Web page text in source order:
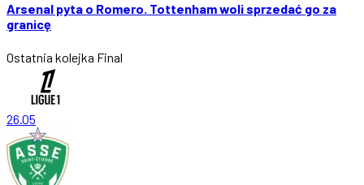
Arsenal pyta o Romero. Tottenham woli sprzedać go za
granicę
Ostatnia kolejka Final
26.05